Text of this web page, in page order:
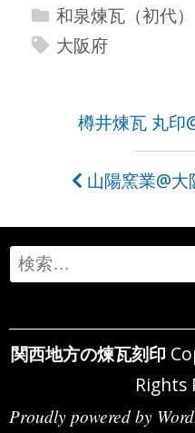
和泉煉瓦（初代）
大阪府
ビ
ゲ
ー
シ
ョ
樽井煉瓦 丸印
山陽窯業@
Search
for:
関西地方の煉瓦刻印
Rights
Proudly powered by